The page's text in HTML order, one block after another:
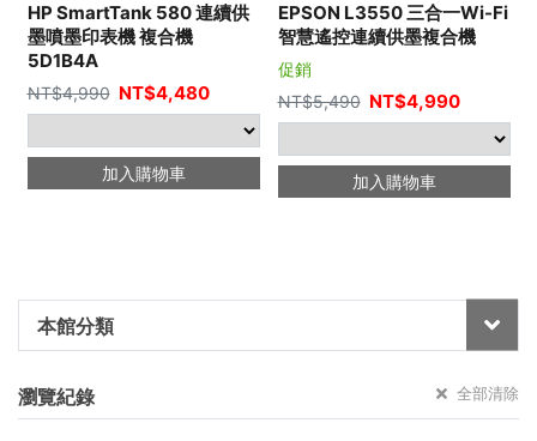
本館分類
瀏覽紀錄 全部清除
HP SmartTank 580 連續供
墨噴墨印表機 複合機
5D1B4A
NT$4,990 NT$4,480
加入購物車
EPSON L3550 三合一Wi-Fi
智慧遙控連續供墨複合機
促銷
NT$5,490 NT$4,990
加入購物車